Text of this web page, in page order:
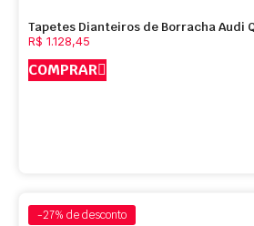
Tapetes Dianteiros de Borracha Audi
R$ 1.128,45
COMPRAR
-27% de desconto